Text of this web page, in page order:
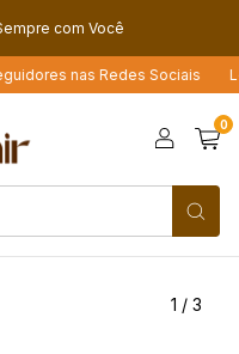
com Você
nas Redes Sociais
0
1 / 3